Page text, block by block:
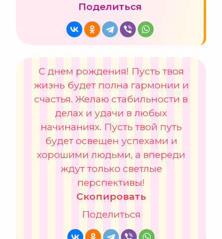
Поделиться
С днем рождения! Пусть твоя
жизнь будет полна гармонии и
счастья. Желаю стабильности в
делах и удачи в любых
начинаниях. Пусть твой путь
будет освещен успехами и
хорошими людьми, а впереди
ждут только светлые
перспективы!
Скопировать
Поделиться